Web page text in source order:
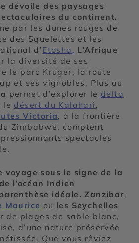
dévoile des paysages
du continent.
par les dunes rouges de
des Squelettes et les
d’Etosha . L’Afrique
la diversité de ses
le parc Kruger, la route
et ses vignobles. Plus au
permet d’explorer le delta
le désert du Kalahari ,
Victoria, à la frontière
Zimbabwe, comptent
spectacles
voyage sous le signe de la
l’océan Indien
idéale. Zanzibar,
Maurice ou les Seychelles
de plages de sable blanc,
d’une nature préservée
Que vous rêviez